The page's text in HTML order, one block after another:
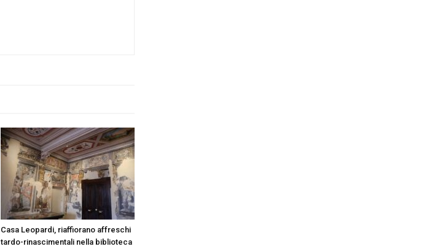
Casa Leopardi, riaffiorano affreschi
tardo-rinascimentali nella biblioteca